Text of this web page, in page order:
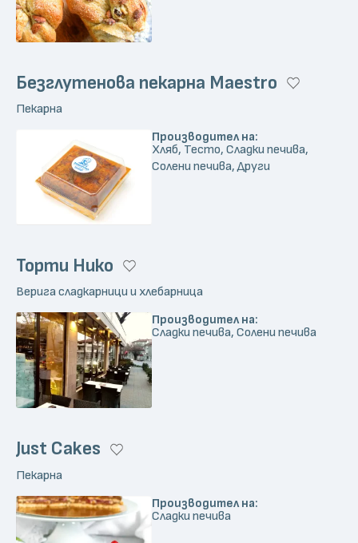
Безглутенова пекарна Maestro
Пекарна
Производител на:
Хляб, Тесто, Сладки печива,
Солени печива, Други
Торти Нико
Верига сладкарници и хлебарница
Производител на:
Сладки печива, Солени печива
Just Cakes
Пекарна
Производител на:
Сладки печива